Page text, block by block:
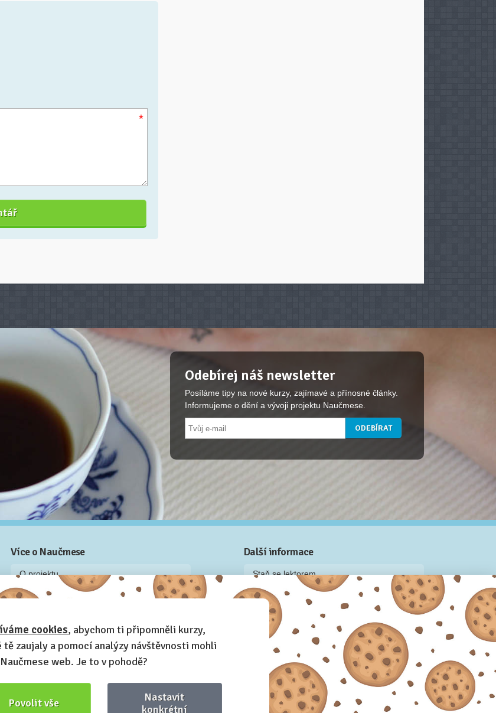
*
Odebírej náš newsletter
Posíláme tipy na nové kurzy, zajímavé a přínosné články.
Informujeme o dění a vývoji projektu Naučmese.
Více o Naučmese
O projektu
Blog: recenze z kurzů, rozhovory a články
Příběh Naučmese
Naučmese festivaly
Náš systém pro vaši firmu
Prostory pro pořádání kurzů
Kontakt a fakturační údaje
Další informace
Staň se lektorem
Video: Jak připravit kurz na Naučmese
Často kladené dotazy
Dárkové poukazy
Podmínky užívání
Obchodní podmínky
Zásady používání cookie souborů
Pravidla ochrany osobních údajů
cookies, abychom ti připomněli kurzy,
tě zaujaly a pomocí analýzy návštěvnosti mohli
web. Je to v pohodě?
Povolit vše
Nastavit
konkrétní